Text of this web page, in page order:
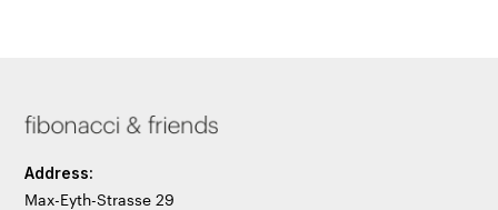
Address:
Max-Eyth-Strasse 29